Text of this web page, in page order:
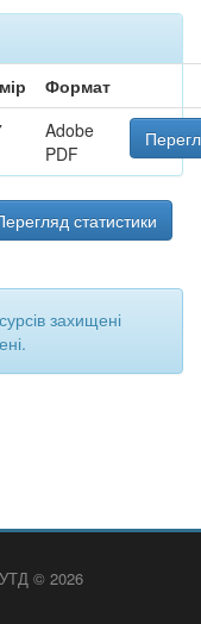
Формат
Adobe
PDF
статистики
захищені
© 2026